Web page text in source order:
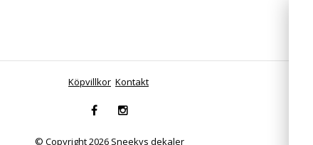
Köpvillkor Kontakt
© Copyright 2026 Sneekys dekaler